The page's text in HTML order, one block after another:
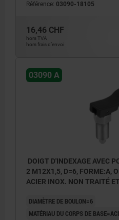
Référence: 03090-18105
16,46 CHF
hors TVA
hors frais d’envoi
03090 A
DOIGT D'INDEXAGE AVEC
2 M12X1,5, D=6, FORME:A,
ACIER INOX. NON TRAITÉ
DIAMÈTRE DE BOULON=6
MATÉRIAU DU CORPS DE